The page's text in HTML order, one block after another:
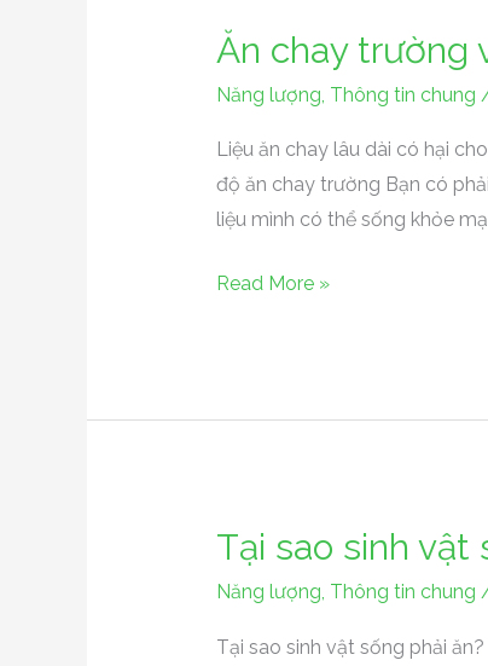
Ăn chay trường
Năng lượng Thông tin chung
Liệu ăn chay lâu dài có hại
độ ăn chay trường Bạn có
liệu mình có thể sống khỏe
Ăn
trường
và
Vitamin
B12
Read More »
Tại sao sinh vật
Năng lượng, Thông tin chung
Tại sao sinh vật sống phải
Tại
vật